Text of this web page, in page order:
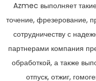
Azmec выполняет
точение, фрезерование,
сотрудничеству с
партнерами компания
обработкой, а также
отпуск, отжиг,